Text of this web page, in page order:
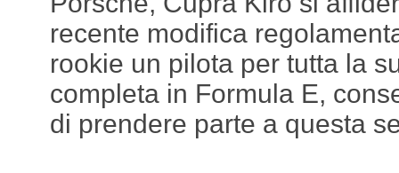
recente modifica
rookie un pilota per tutta la
completa in Formula E,
di prendere parte a questa